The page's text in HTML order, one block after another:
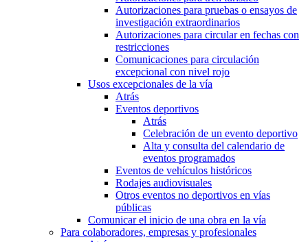
Autorizaciones para pruebas o ensayos de
investigación extraordinarios
Autorizaciones para circular en fechas con
restricciones
Comunicaciones para circulación
excepcional con nivel rojo
Usos excepcionales de la vía
Atrás
Eventos deportivos
Atrás
Celebración de un evento deportivo
Alta y consulta del calendario de
eventos programados
Eventos de vehículos históricos
Rodajes audiovisuales
Otros eventos no deportivos en vías
públicas
Comunicar el inicio de una obra en la vía
Para colaboradores, empresas y profesionales